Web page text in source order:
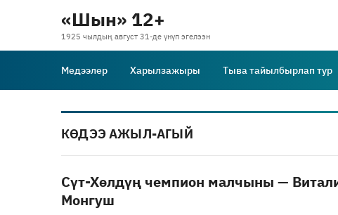
«Шын» 12+
1925 чылдың август 31-де үнүп эгелээн
Медээлер Харылзажыры Тыва тайылбырлап тур
КӨДЭЭ АЖЫЛ-АГЫЙ
Сүт-Хөлдүң чемпион малчыны —
Монгуш